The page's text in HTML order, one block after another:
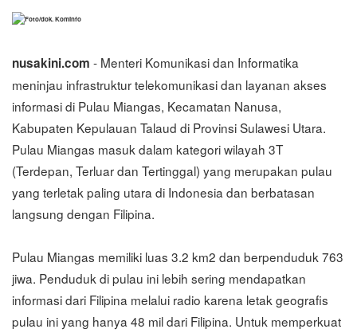
Foto/dok. Kominfo
nusakini.com - Menteri Komunikasi dan Informatika
meninjau infrastruktur telekomunikasi dan layanan akses
informasi di Pulau Miangas, Kecamatan Nanusa,
Kabupaten Kepulauan Talaud di Provinsi Sulawesi Utara.
Pulau Miangas masuk dalam kategori wilayah 3T
(Terdepan, Terluar dan Tertinggal) yang merupakan pulau
yang terletak paling utara di Indonesia dan berbatasan
langsung dengan Filipina.
Pulau Miangas memiliki luas 3.2 km2 dan berpenduduk 763
jiwa. Penduduk di pulau ini lebih sering mendapatkan
informasi dari Filipina melalui radio karena letak geografis
pulau ini yang hanya 48 mil dari Filipina. Untuk memperkuat